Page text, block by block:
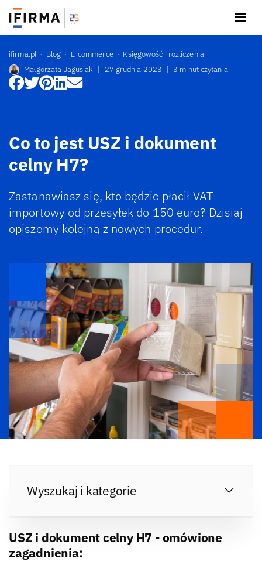
ifirma.pl Blog E-commerce
Księgowość i rozliczenia
Małgorzata Jagusiak | 27 grudnia 2023 | 3 minut czytania
Co to jest USZ i dokument
celny H7?
Zastanawiasz się, kto będzie płacił VAT
importowy od przesyłek do 150 euro? Dzisiaj
opiszemy kolejną z nowych procedur.
Wyszukaj i kategorie
USZ i dokument celny H7 - omówione
zagadnienia: